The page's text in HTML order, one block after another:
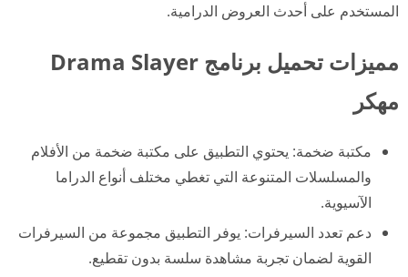
المستخدم على أحدث العروض الدرامية.
مميزات تحميل برنامج Drama Slayer
مهكر
مكتبة ضخمة: يحتوي التطبيق على مكتبة ضخمة من الأفلام
والمسلسلات المتنوعة التي تغطي مختلف أنواع الدراما
الآسيوية.
دعم تعدد السيرفرات: يوفر التطبيق مجموعة من السيرفرات
القوية لضمان تجربة مشاهدة سلسة بدون تقطيع.